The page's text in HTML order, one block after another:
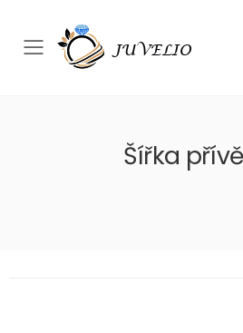
Přepínač
Šířka